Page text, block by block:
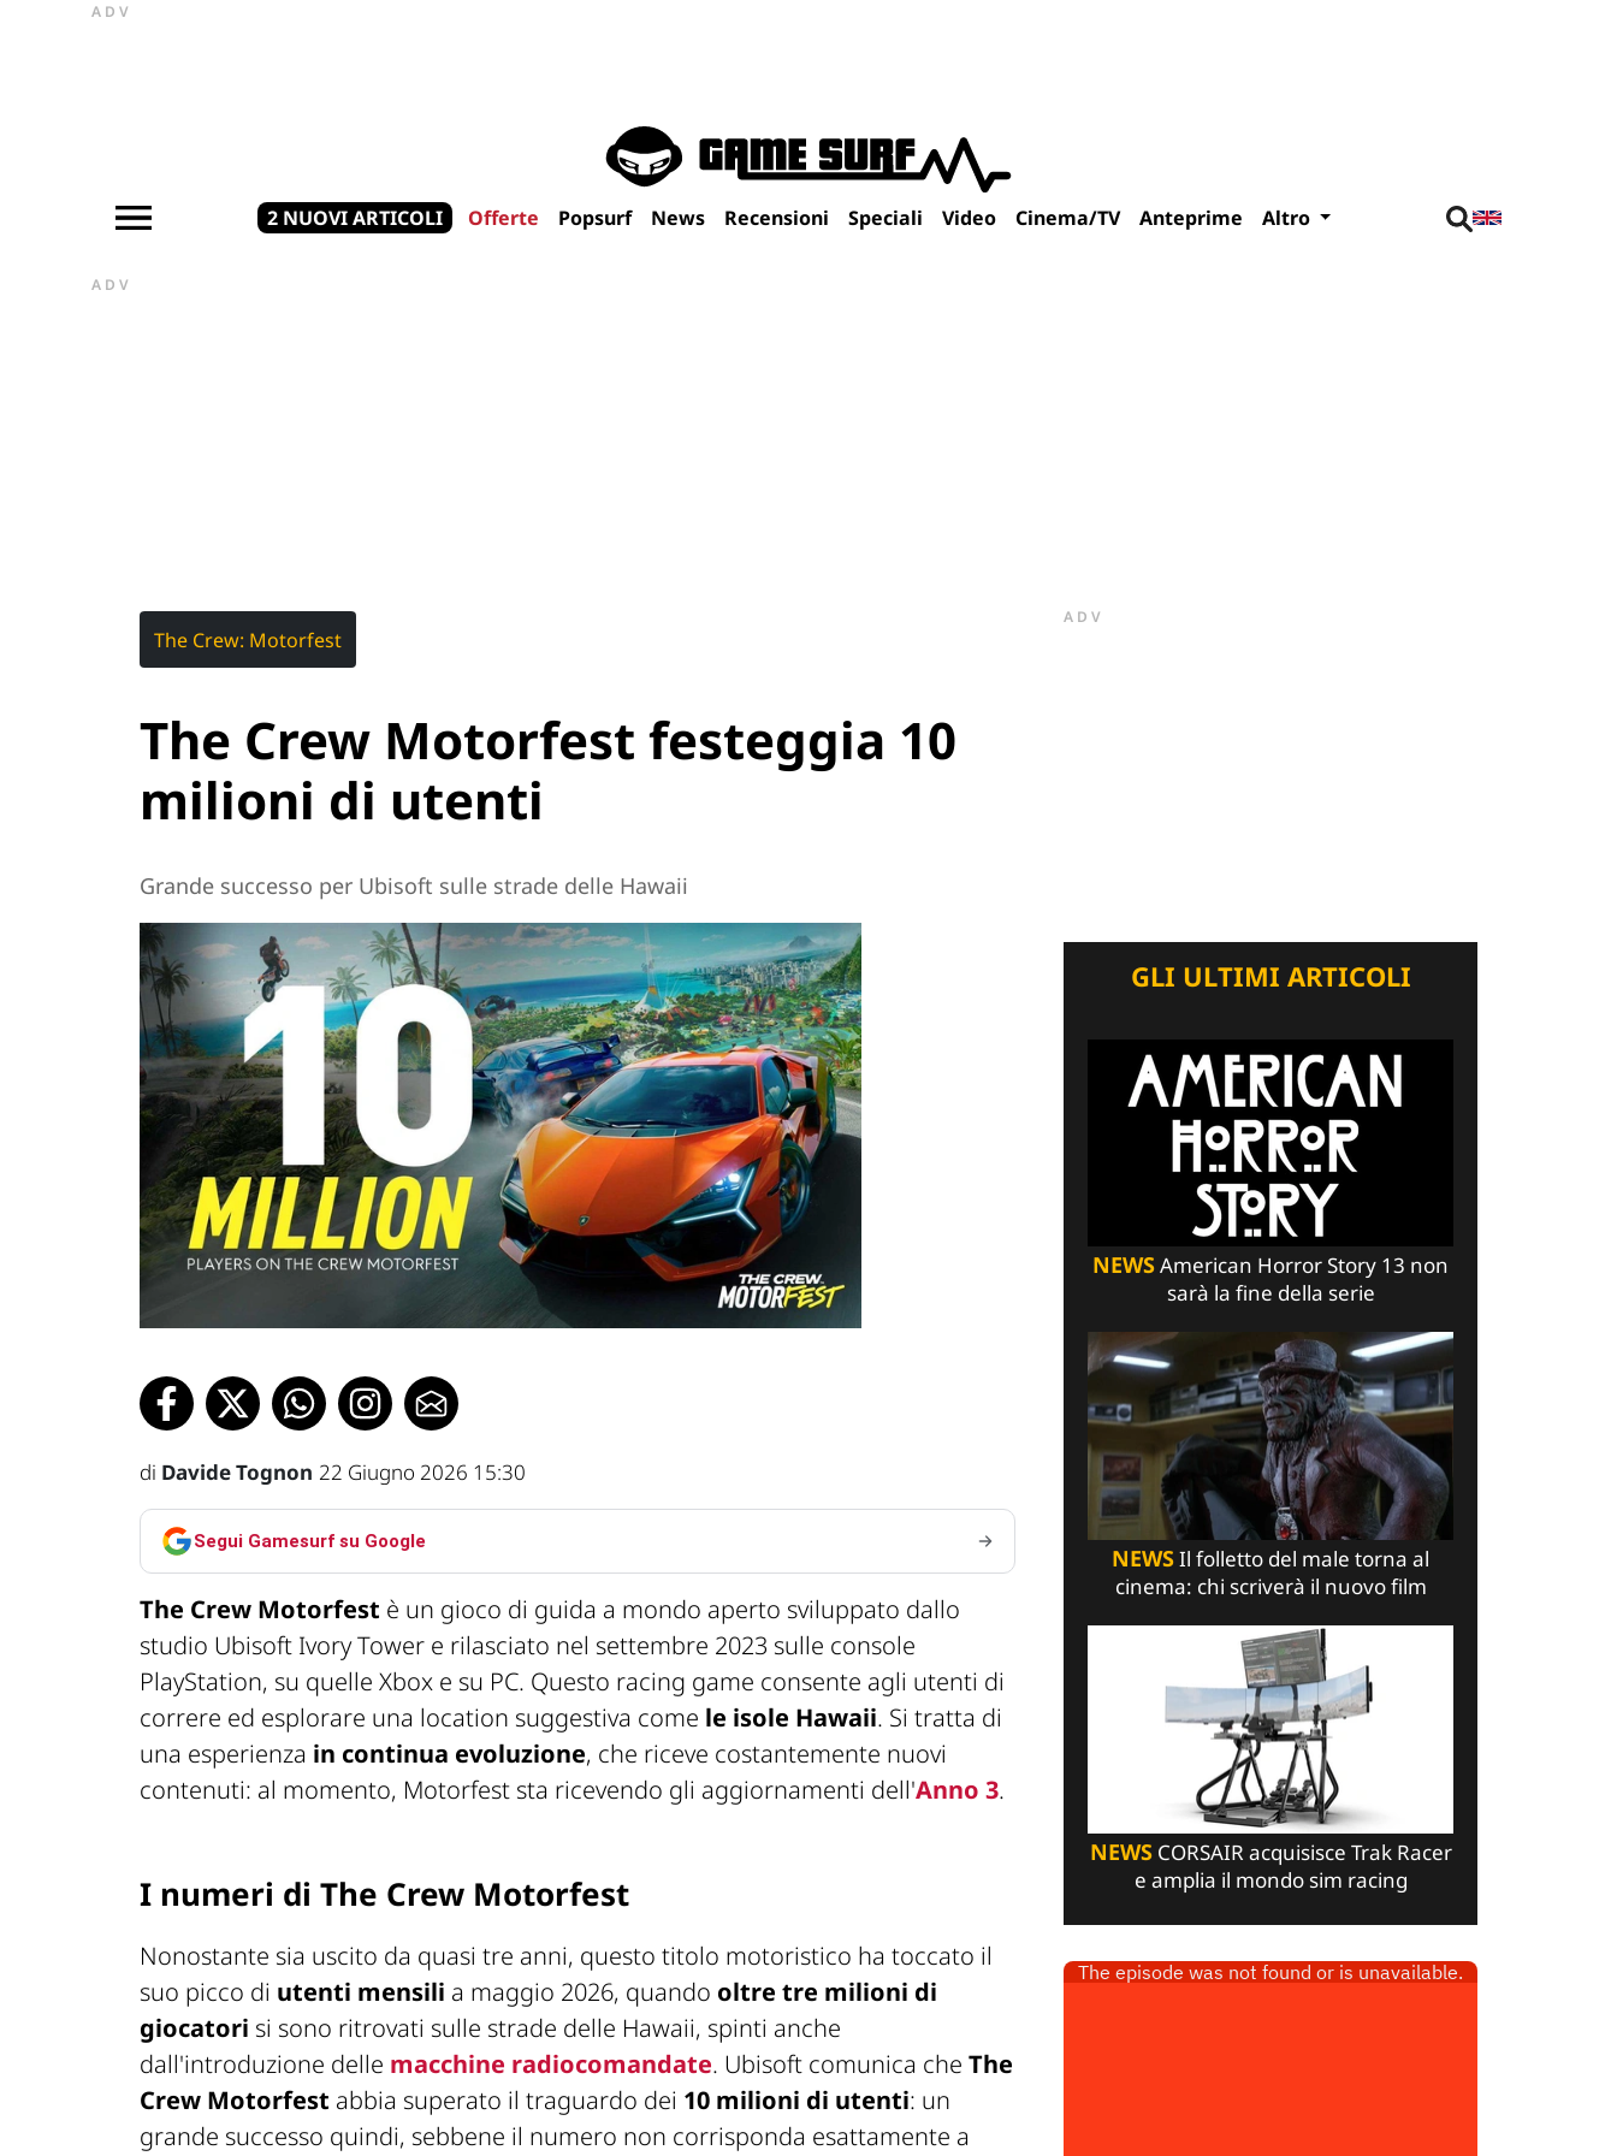
ADV
2 NUOVI ARTICOLI Offerte Popsurf News Recensioni Speciali Video Cinema/TV Anteprime Altro
ADV
The Crew: Motorfest
The Crew Motorfest festeggia 10
milioni di utenti
Grande successo per Ubisoft sulle strade delle Hawaii
di Davide Tognon 22 Giugno 2026 15:30
Segui Gamesurf su Google
The Crew Motorfest è un gioco di guida a mondo aperto sviluppato dallo
studio Ubisoft Ivory Tower e rilasciato nel settembre 2023 sulle console
PlayStation, su quelle Xbox e su PC. Questo racing game consente agli utenti di
correre ed esplorare una location suggestiva come le isole Hawaii. Si tratta di
una esperienza in continua evoluzione, che riceve costantemente nuovi
contenuti: al momento, Motorfest sta ricevendo gli aggiornamenti dell'Anno 3.
I numeri di The Crew Motorfest
Nonostante sia uscito da quasi tre anni, questo titolo motoristico ha toccato il
suo picco di utenti mensili a maggio 2026, quando oltre tre milioni di
giocatori si sono ritrovati sulle strade delle Hawaii, spinti anche
dall'introduzione delle macchine radiocomandate. Ubisoft comunica che The
Crew Motorfest abbia superato il traguardo dei 10 milioni di utenti: un
grande successo quindi, sebbene il numero non corrisponda esattamente a
ADV
GLI ULTIMI ARTICOLI
NEWSAmerican Horror Story 13 non
sarà la fine della serie
NEWSIl folletto del male torna al
cinema: chi scriverà il nuovo film
NEWSCORSAIR acquisisce Trak Racer
e amplia il mondo sim racing